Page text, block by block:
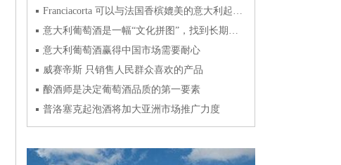
Franciacorta 可以与法国香槟媲美的意大利起泡酒
意大利葡萄酒是一幅“文化拼图”，找到长期合作伙伴最具挑战
意大利葡萄酒赢得中国市场需要耐心
威赛帝斯 只销售人民群众喜欢的产品
酿酒师是决定葡萄酒品质的第一要素
普洛塞克起泡酒将加大亚洲市场推广力度